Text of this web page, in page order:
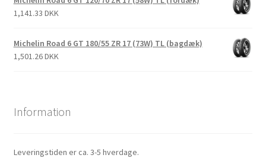
1,141.33 DKK
Michelin Road 6 GT 180/55 ZR 17 (73W) TL (bagdæk)
1,501.26 DKK
Information
Leveringstiden er ca. 3-5 hverdage.